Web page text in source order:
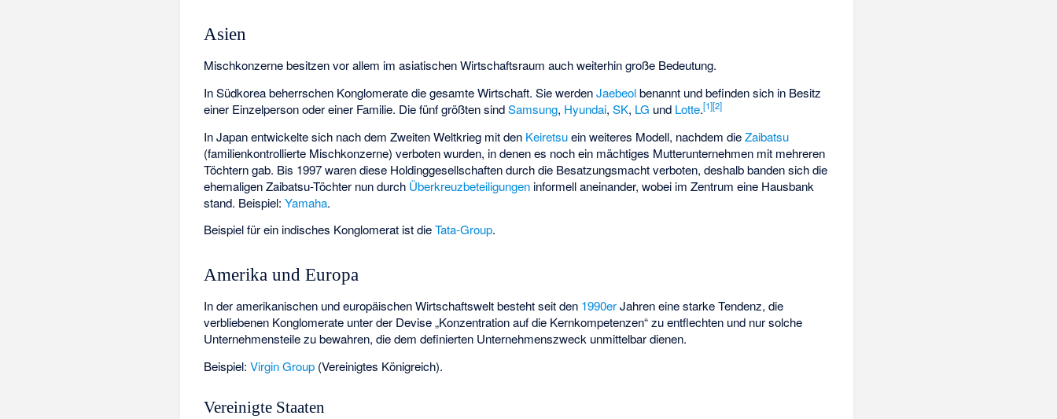
Asien
Mischkonzerne besitzen vor allem im asiatischen Wirtschaftsraum auch weiterhin große Bedeutung.
In Südkorea beherrschen Konglomerate die gesamte Wirtschaft. Sie werdenJaebeolbenannt und befinden sich in Besitz
einer Einzelperson oder einer Familie. Die fünf größten sindSamsung, Hyundai,SK, LG und Lotte.[1][2]
In Japan entwickelte sich nach dem Zweiten Weltkrieg mit den Keiretsuein weiteres Modell, nachdem dieZaibatsu
(familienkontrollierte Mischkonzerne) verboten wurden, in denen es noch ein mächtiges Mutterunternehmen mit mehreren
Töchtern gab. Bis 1997 waren diese Holdinggesellschaften durch die Besatzungsmacht verboten, deshalb banden sich die
ehemaligen Zaibatsu-Töchter nun durch Überkreuzbeteiligungen informell aneinander, wobei im Zentrum eine Hausbank
stand. Beispiel:Yamaha.
Beispiel für ein indisches Konglomerat ist dieTata-Group.
Amerika und Europa
In der amerikanischen und europäischen Wirtschaftswelt besteht seit den 1990erJahren eine starke Tendenz, die
verbliebenen Konglomerate unter der Devise „Konzentration auf die Kernkompetenzen“ zu entflechten und nur solche
Unternehmensteile zu bewahren, die dem definierten Unternehmenszweck unmittelbar dienen.
Beispiel:Virgin Group (Vereinigtes Königreich).
Vereinigte Staaten